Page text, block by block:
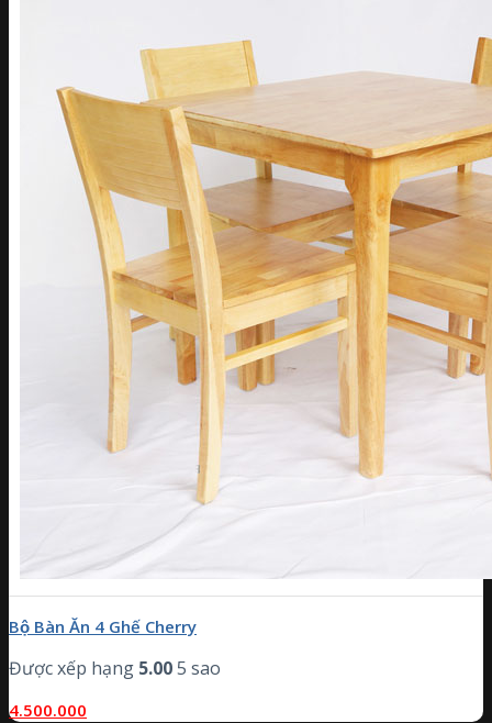
Bộ Bàn Ăn 4 Ghế Cherry
Được xếp hạng 5.005 sao
4.500.000